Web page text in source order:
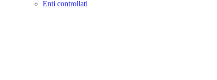
Enti controllati